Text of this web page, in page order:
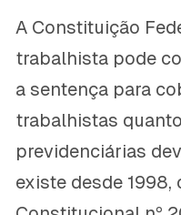
A Constituição
trabalhista pode
a sentença para
trabalhistas
previdenciárias
existe desde 1998,